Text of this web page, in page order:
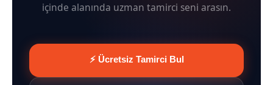
içinde alanında uzman tamirci seni arasın.
⚡ Ücretsiz Tamirci Bul